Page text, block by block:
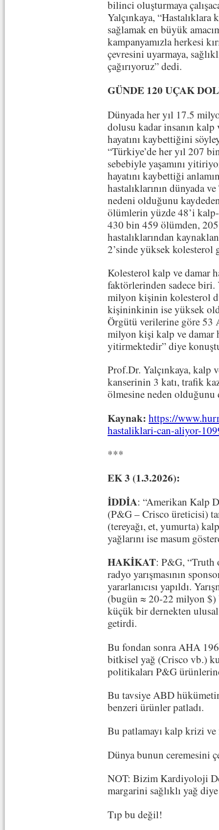
bilinci oluşturmaya
Yalçınkaya, “Hastalıklara
sağlamak en büyük
kampanyamızla herkesi
çevresini uyarmaya,
çağırıyoruz” dedi.
GÜNDE 120 UÇAK
Dünyada her yıl 17.5
dolusu kadar insanın kalp
hayatını kaybettiğini
“Türkiye’de her yıl 207
sebebiyle yaşamını
hayatını kaybettiği
hastalıklarının dünyada
nedeni olduğunu
ölümlerin yüzde 48’i kalp-
430 bin 459 ölümden,
hastalıklarından
2’sinde yüksek kolesterol
Kolesterol kalp ve damar
faktörlerinden sadece biri.
milyon kişinin kolesterol
kişininkinin ise yüksek
Örgütü verilerine göre 53
milyon kişi kalp ve damar
yitirmektedir” diye
Prof.Dr. Yalçınkaya, kalp
kanserinin 3 katı, trafik
ölmesine neden olduğunu
Kaynak: https://
hastaliklari-can-aliyor-
***
EK 3 (1.3.2026):
İDDİA: “Amerikan Kalp
(P&G – Crisco üreticisi)
(tereyağı, et, yumurta)
yağlarını ise masum
HAKİKAT: P&G, “Truth
radyo yarışmasının
yararlanıcısı yapıldı.
(bugün ≈ 20-22 milyon $)
küçük bir dernekten
getirdi.
Bu fondan sonra AHA
bitkisel yağ (Crisco vb.)
politikaları P&G
Bu tavsiye ABD
benzeri ürünler patladı.
Bu patlamayı kalp krizi
Dünya bunun ceremesini
NOT: Bizim Kardiyoloji
margarini sağlıklı yağ
Tıp bu değil!